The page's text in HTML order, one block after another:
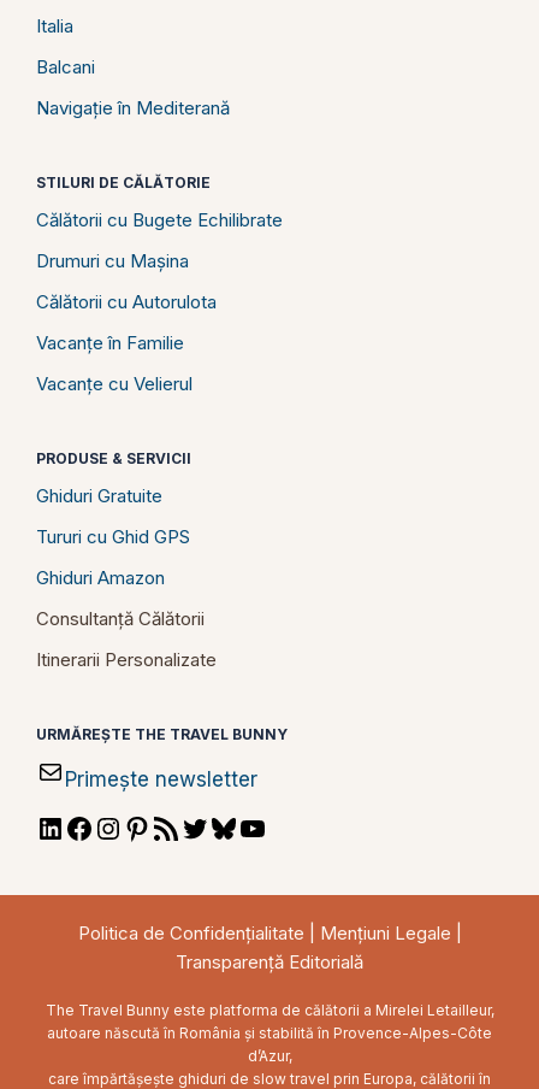
Italia
Balcani
Navigație în Mediterană
STILURI DE CĂLĂTORIE
Călătorii cu Bugete Echilibrate
Drumuri cu Mașina
Călătorii cu Autorulota
Vacanțe în Familie
Vacanțe cu Velierul
PRODUSE & SERVICII
Ghiduri Gratuite
Tururi cu Ghid GPS
Ghiduri Amazon
Consultanță Călătorii
Itinerarii Personalizate
URMĂREȘTE THE TRAVEL BUNNY
Primește newsletter
LinkedIn
Facebook
Instagram
Pinterest
RSSTwitterBluesky
Politica de Confidențialitate Mențiuni Legale
Transparență Editorială
The Travel Bunny este platforma de călătorii a Mirelei Letailleur,
autoare născută în România și stabilită în Provence-Alpes-Côte
d’Azur,
care împărtășește ghiduri de slow travel prin Europa, călătorii în